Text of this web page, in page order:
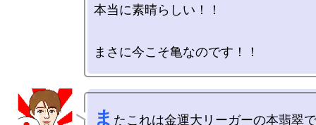
本当に素晴らしい！！
ま たこれは金運大リーガーの本翡翠